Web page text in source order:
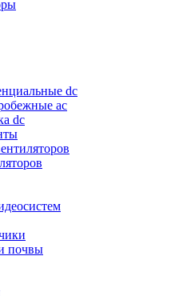
dc
ac
dc
почвы